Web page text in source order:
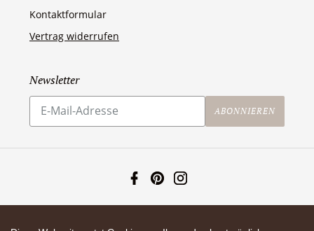
Kontaktformular
Vertrag widerrufen
Newsletter
Abonnieren
unsere
ABONNIEREN
FacebookPinterest